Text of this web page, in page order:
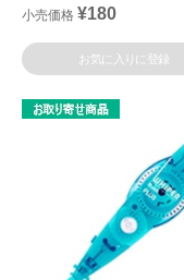
小売価格 ¥180
お気に入りに登録